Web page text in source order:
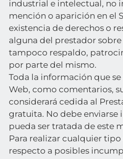
industrial e intelectual, no
mención o aparición en el
existencia de derechos o
alguna del prestador
tampoco respaldo,
por parte del mismo.
Toda la información que
Web, como comentarios,
considerará cedida al
gratuita. No debe enviarse
pueda ser tratada de este
Para realizar cualquier
respecto a posibles